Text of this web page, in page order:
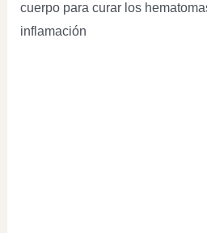
cuerpo para curar los
inflamación